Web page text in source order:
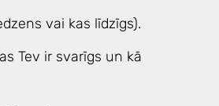
vai kas līdzīgs).
Tev ir svarīgs un kā